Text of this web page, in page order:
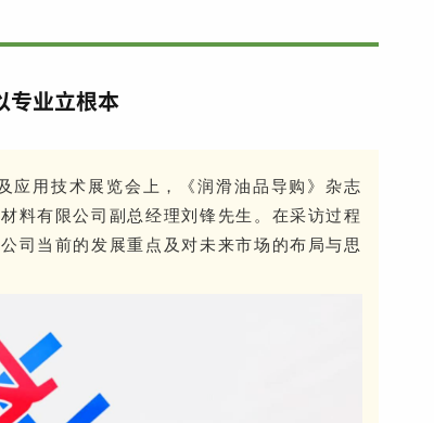
专业立根本
应用技术展览会上，《润滑油品导购》杂志
料有限公司副总经理刘锋先生。在采访过程
司当前的发展重点及对未来市场的布局与思